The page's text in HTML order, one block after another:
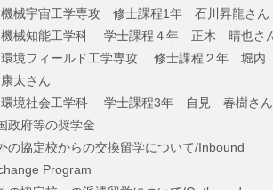
機械宇宙工学専攻 修士課程1年 石川昇龍さん
機械知能工学科 学士課程４年 正木 晴也さ
環境フィールド工学専攻 修士課程２年 堀内
康太さん
環境社会工学科 学士課程3年 自見 春樹さん
政府等の奨学金
の協定校からの交換留学について/Inbound
Program